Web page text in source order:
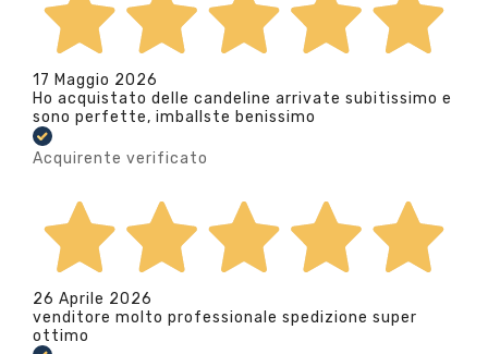
17 Maggio 2026
Ho acquistato delle candeline arrivate subitissimo e
sono perfette, imballste benissimo
Acquirente verificato
26 Aprile 2026
venditore molto professionale spedizione super
ottimo